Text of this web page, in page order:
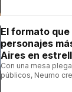
El formato
personajes
Aires en
Con una mesa
públicos, Neumo